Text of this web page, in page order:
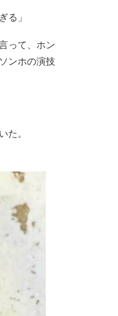
る」
って、ホン
ンホの演技
た。